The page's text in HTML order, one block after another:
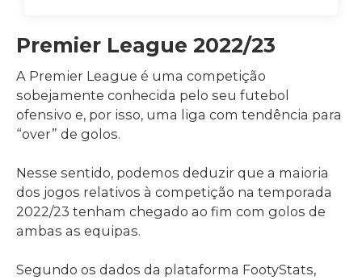
Premier League 2022/23
A Premier League é uma competição
sobejamente conhecida pelo seu futebol
ofensivo e, por isso, uma liga com tendência para
“over” de golos.
Nesse sentido, podemos deduzir que a maioria
dos jogos relativos à competição na temporada
2022/23 tenham chegado ao fim com golos de
ambas as equipas.
Segundo os dados da plataforma FootyStats,